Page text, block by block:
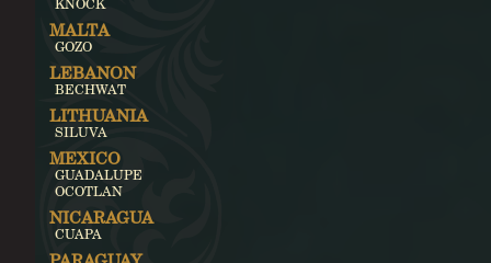
MALTA
GOZO
LEBANON
BECHWAT
LITHUANIA
SILUVA
MEXICO
GUADALUPE
OCOTLAN
NICARAGUA
CUAPA